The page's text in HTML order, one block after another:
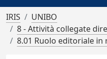
IRIS
UNIBO
8 - Attività collegate
8.01 Ruolo editoriale in